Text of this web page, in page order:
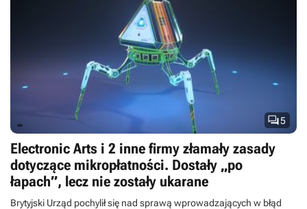
5
Electronic Arts i 2 inne firmy złamały zasady
dotyczące mikropłatności. Dostały „po
łapach”, lecz nie zostały ukarane
Brytyjski Urząd pochylił się nad sprawą wprowadzających w błąd